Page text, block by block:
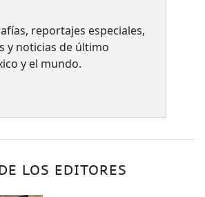
reportajes especiales,
y noticias de último
y el mundo.
LOS EDITORES